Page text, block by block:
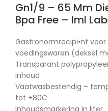
Gn1/9 – 65 Mm
Bpa Free – Iml
Gastronormrecipi•nt
voedingswaren (deksel
Transparant
inhoud
Vaatwasbestendig –
tot +80C
Inhoudsmarkering in liter